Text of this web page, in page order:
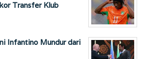
Transfer Klub
Infantino Mundur dari